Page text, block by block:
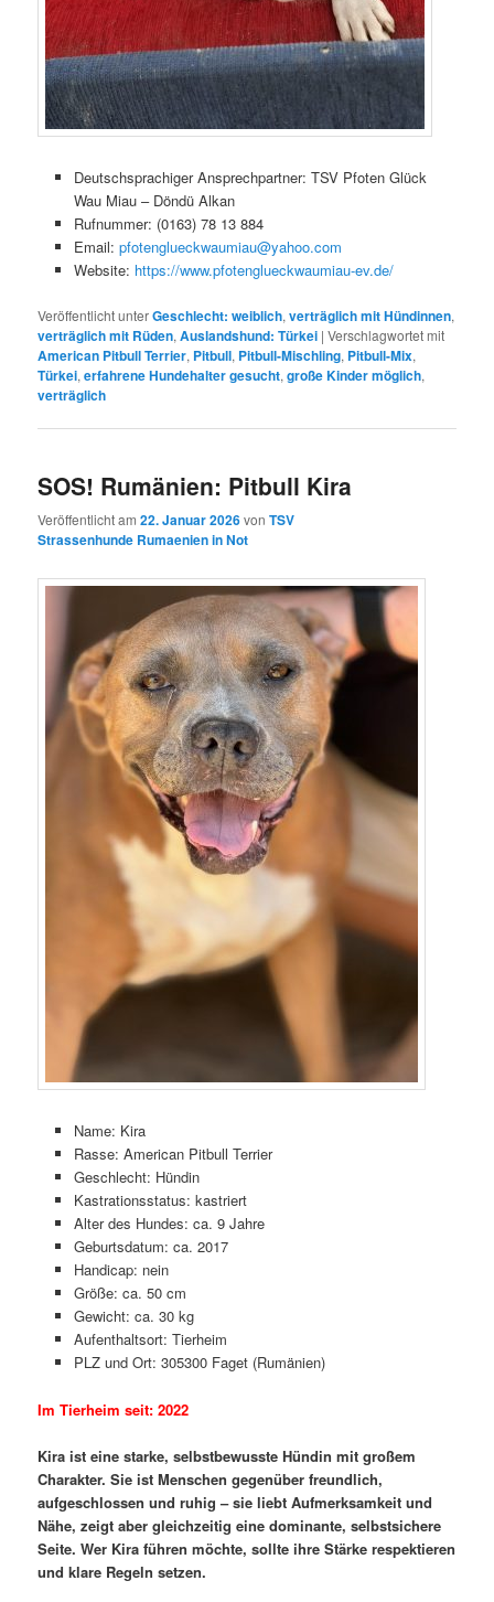
Deutschsprachiger Ansprechpartner: TSV Pfoten Glück
Wau Miau – Döndü Alkan
Rufnummer: (0163) 78 13 884
Email: pfotenglueckwaumiau@yahoo.com
Website: https://www.pfotenglueckwaumiau-ev.de/
Veröffentlicht unterGeschlecht: weiblich,verträglich mit Hündinnen,
verträglich mit Rüden,Auslandshund: Türkei |Verschlagwortet mit
American Pitbull Terrier, Pitbull, Pitbull-Mischling, Pitbull-Mix,
Türkei,erfahrene Hundehalter gesucht,große Kinder möglich,
verträglich
SOS! Rumänien: Pitbull Kira
Veröffentlicht am22. Januar 2026vonTSV
Strassenhunde Rumaenien in Not
Name: Kira
Rasse: American Pitbull Terrier
Geschlecht: Hündin
Kastrationsstatus: kastriert
Alter des Hundes: ca. 9 Jahre
Geburtsdatum: ca. 2017
Handicap: nein
Größe: ca. 50 cm
Gewicht: ca. 30 kg
Aufenthaltsort: Tierheim
PLZ und Ort: 305300 Faget (Rumänien)
Im Tierheim seit: 2022
Kira ist eine starke, selbstbewusste Hündin mit großem
Charakter. Sie ist Menschen gegenüber freundlich,
aufgeschlossen und ruhig – sie liebt Aufmerksamkeit und
Nähe, zeigt aber gleichzeitig eine dominante, selbstsichere
Seite. Wer Kira führen möchte, sollte ihre Stärke respektieren
und klare Regeln setzen.